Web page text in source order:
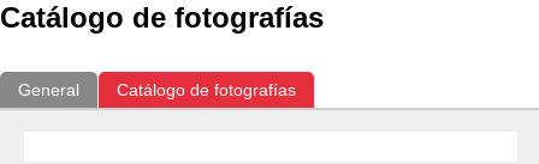
Catálogo de fotografías
General Catálogo de fotografías